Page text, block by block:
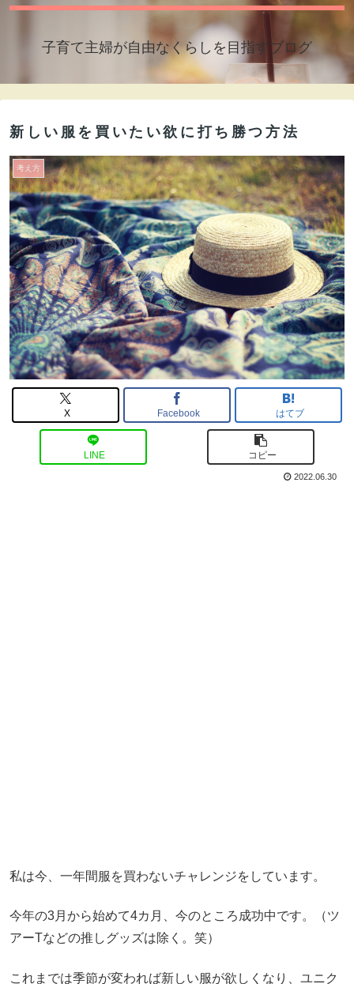
子育て主婦が自由なくらしを目指すブログ
新しい服を買いたい欲に打ち勝つ方法
考え方
X Facebook はてブ
LINE コピー
2022.06.30
私は今、一年間服を買わないチャレンジをしています。
今年の3月から始めて4カ月、今のところ成功中です。（ツ
アーTなどの推しグッズは除く。笑）
これまでは季節が変われば新しい服が欲しくなり、ユニク